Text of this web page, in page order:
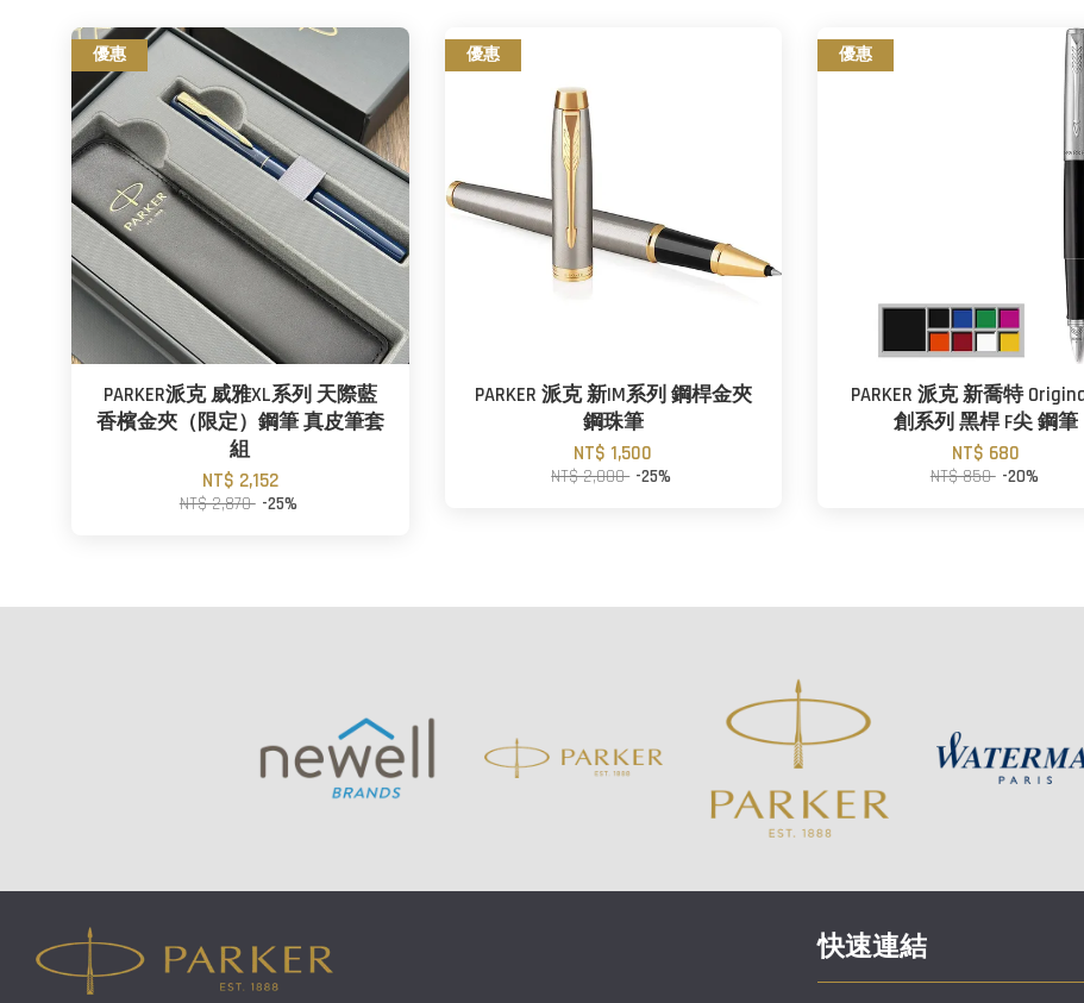
優惠
PARKER派克 威雅XL系列 天際藍
香檳金夾（限定）鋼筆 真皮筆套
組
NT$ 2,152
NT$ 2,870 -25%
優惠
PARKER 派克 新IM系列 鋼桿金夾
鋼珠筆
NT$ 1,500
NT$ 2,000 -25%
優惠
PARKER 派克 新喬特
創系列 黑桿 F尖 鋼筆
NT$ 680
NT$ 850 -20%
快速連結